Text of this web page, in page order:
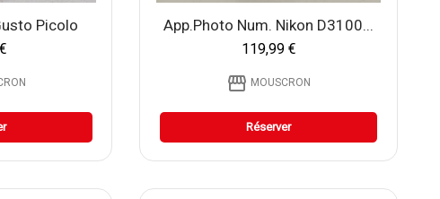
Picolo App.photo Num. Nikon D3100...
119,99 €
storefront MOUSCRON
Réserver